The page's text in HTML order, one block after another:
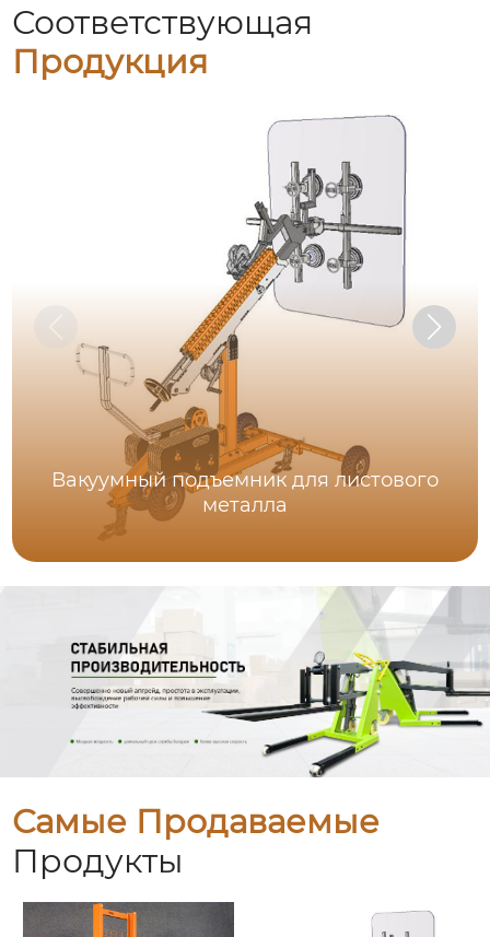
Соответствующая
Продукция
Вакуумный подъемник для листового
металла
Самые Продаваемые
Продукты